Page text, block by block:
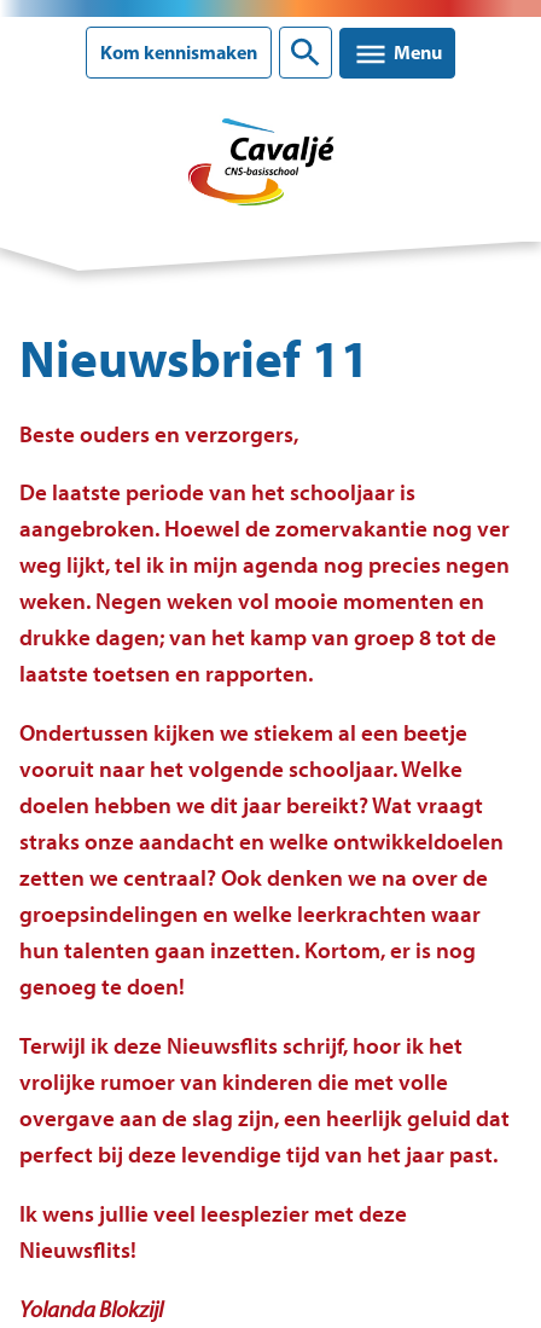
Kom kennismaken Menu
Onze school
Ouderinformatie
Nieuws
Agenda
Veelgestelde vragen
Contact
Nieuwsbrief 11
Beste ouders en verzorgers,
De laatste periode van het schooljaar is
aangebroken. Hoewel de zomervakantie nog ver
weg lijkt, tel ik in mijn agenda nog precies negen
weken. Negen weken vol mooie momenten en
drukke dagen; van het kamp van groep 8 tot de
laatste toetsen en rapporten.
Ondertussen kijken we stiekem al een beetje
vooruit naar het volgende schooljaar. Welke
doelen hebben we dit jaar bereikt? Wat vraagt
straks onze aandacht en welke ontwikkeldoelen
zetten we centraal? Ook denken we na over de
groepsindelingen en welke leerkrachten waar
hun talenten gaan inzetten. Kortom, er is nog
genoeg te doen!
Terwijl ik deze Nieuwsflits schrijf, hoor ik het
vrolijke rumoer van kinderen die met volle
overgave aan de slag zijn, een heerlijk geluid dat
perfect bij deze levendige tijd van het jaar past.
Ik wens jullie veel leesplezier met deze
Nieuwsflits!
Yolanda Blokzijl